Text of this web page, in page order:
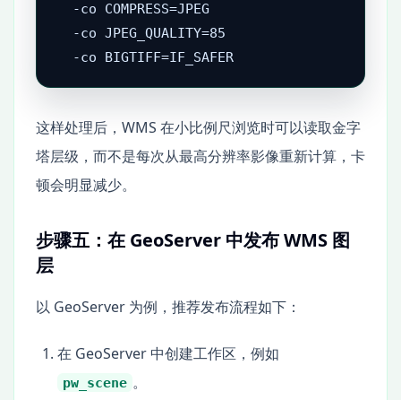
  -co COMPRESS=JPEG
  -co JPEG_QUALITY=85
  -co BIGTIFF=IF_SAFER
这样处理后，WMS 在小比例尺浏览时可以读取金字
塔层级，而不是每次从最高分辨率影像重新计算，卡
顿会明显减少。
步骤五：在 GeoServer 中发布 WMS 图
层
以 GeoServer 为例，推荐发布流程如下：
在 GeoServer 中创建工作区，例如
pw_scene 。